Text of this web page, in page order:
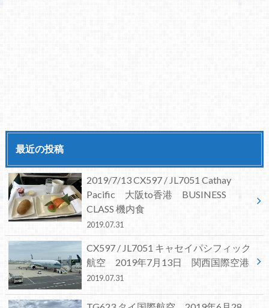
最近の投稿
2019/7/13 CX597 / JL7051 Cathay
Pacific 大阪to香港 BUSINESS
CLASS 機内食
2019.07.31
CX597 / JL7051 キャセイパシフィック
航空 2019年7月13日 関西国際空港
2019.07.31